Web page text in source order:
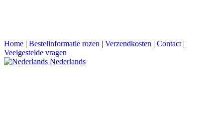
Home | Bestelinformatie rozen | Verzendkosten | Contact |
Veelgestelde vragen
Nederlands